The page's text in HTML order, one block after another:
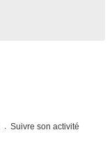
Suivre son activité